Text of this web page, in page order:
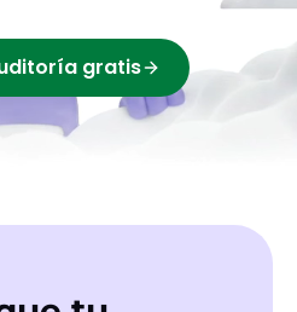
gratis